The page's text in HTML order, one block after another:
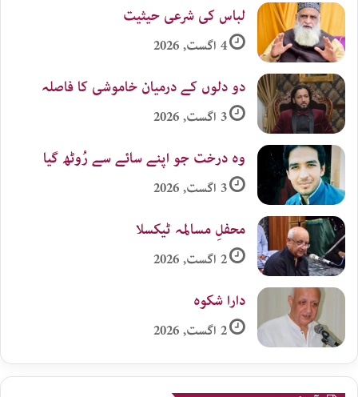
لباس کی شرعی حیثیت
4 اگست, 2026
دو دلوں کے درمیان خاموشی کا فاصلہ
3 اگست, 2026
وہ درخت جو اپنے سائے سے رُوٹھ گیا
3 اگست, 2026
محفلِ مسالمہ ٹیکسلا
2 اگست, 2026
دارا شکوہ
2 اگست, 2026